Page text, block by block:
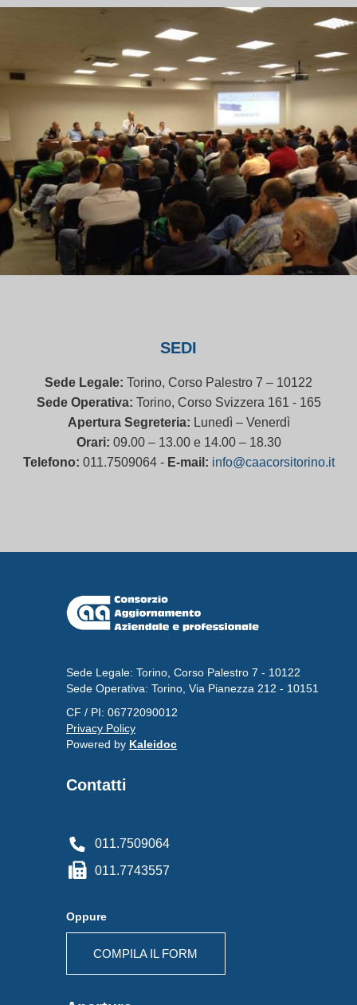
SEDI
Sede Legale: Torino, Corso Palestro 7 – 10122
Sede Operativa: Torino, Corso Svizzera 161 - 165
Apertura Segreteria: Lunedì – Venerdì
Orari: 09.00 – 13.00 e 14.00 – 18.30
Telefono: 011.7509064 - E-mail: info@caacorsitorino.it
Sede Legale: Torino, Corso Palestro 7 - 10122
Sede Operativa: Torino, Via Pianezza 212 - 10151
CF / PI: 06772090012
Privacy Policy
Powered by Kaleidoc
Contatti
011.7509064
011.7743557
Oppure
COMPILA IL FORM